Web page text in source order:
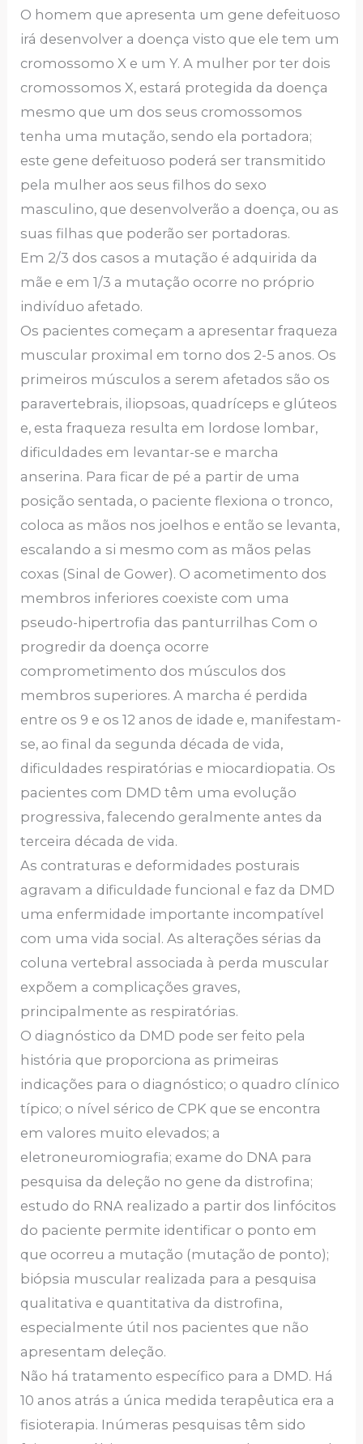
O homem que apresenta um gene defeituoso
irá desenvolver a doença visto que ele tem um
cromossomo X e um Y. A mulher por ter dois
cromossomos X, estará protegida da doença
mesmo que um dos seus cromossomos
tenha uma mutação, sendo ela portadora;
este gene defeituoso poderá ser transmitido
pela mulher aos seus filhos do sexo
masculino, que desenvolverão a doença, ou as
suas filhas que poderão ser portadoras.
Em 2/3 dos casos a mutação é adquirida da
mãe e em 1/3 a mutação ocorre no próprio
indivíduo afetado.
Os pacientes começam a apresentar fraqueza
muscular proximal em torno dos 2-5 anos. Os
primeiros músculos a serem afetados são os
paravertebrais, iliopsoas, quadríceps e glúteos
e, esta fraqueza resulta em lordose lombar,
dificuldades em levantar-se e marcha
anserina. Para ficar de pé a partir de uma
posição sentada, o paciente flexiona o tronco,
coloca as mãos nos joelhos e então se levanta,
escalando a si mesmo com as mãos pelas
coxas (Sinal de Gower). O acometimento dos
membros inferiores coexiste com uma
pseudo-hipertrofia das panturrilhas Com o
progredir da doença ocorre
comprometimento dos músculos dos
membros superiores. A marcha é perdida
entre os 9 e os 12 anos de idade e, manifestam-
se, ao final da segunda década de vida,
dificuldades respiratórias e miocardiopatia. Os
pacientes com DMD têm uma evolução
progressiva, falecendo geralmente antes da
terceira década de vida.
As contraturas e deformidades posturais
agravam a dificuldade funcional e faz da DMD
uma enfermidade importante incompatível
com uma vida social. As alterações sérias da
coluna vertebral associada à perda muscular
expõem a complicações graves,
principalmente as respiratórias.
O diagnóstico da DMD pode ser feito pela
história que proporciona as primeiras
indicações para o diagnóstico; o quadro clínico
típico; o nível sérico de CPK que se encontra
em valores muito elevados; a
eletroneuromiografia; exame do DNA para
pesquisa da deleção no gene da distrofina;
estudo do RNA realizado a partir dos linfócitos
do paciente permite identificar o ponto em
que ocorreu a mutação (mutação de ponto);
biópsia muscular realizada para a pesquisa
qualitativa e quantitativa da distrofina,
especialmente útil nos pacientes que não
apresentam deleção.
Não há tratamento específico para a DMD. Há
10 anos atrás a única medida terapêutica era a
fisioterapia. Inúmeras pesquisas têm sido